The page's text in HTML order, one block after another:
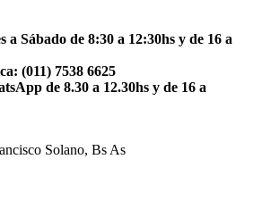
Sábado de 8:30 a 12:30hs y de 16 a
(011) 7538 6625
de 8.30 a 12.30hs y de 16 a
Solano, Bs As